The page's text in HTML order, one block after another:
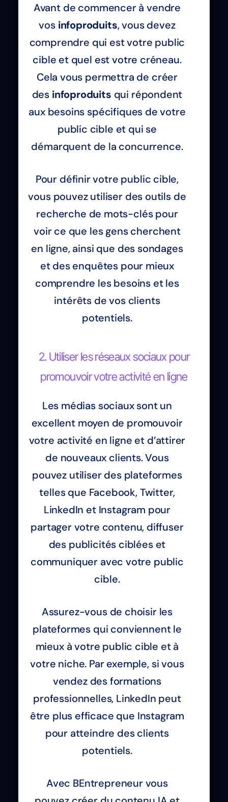
Avant de commencer à vendre
vos infoproduits, vous devez
comprendre qui est votre public
cible et quel est votre créneau.
Cela vous permettra de créer
des infoproduits qui répondent
aux besoins spécifiques de votre
public cible et qui se
démarquent de la concurrence.
Pour définir votre public cible,
vous pouvez utiliser des outils de
recherche de mots-clés pour
voir ce que les gens cherchent
en ligne, ainsi que des sondages
et des enquêtes pour mieux
comprendre les besoins et les
intérêts de vos clients
potentiels.
2. Utiliser les réseaux sociaux pour
promouvoir votre activité en ligne
Les médias sociaux sont un
excellent moyen de promouvoir
votre activité en ligne et d’attirer
de nouveaux clients. Vous
pouvez utiliser des plateformes
telles que Facebook, Twitter,
LinkedIn et Instagram pour
partager votre contenu, diffuser
des publicités ciblées et
communiquer avec votre public
cible.
Assurez-vous de choisir les
plateformes qui conviennent le
mieux à votre public cible et à
votre niche. Par exemple, si vous
vendez des formations
professionnelles, LinkedIn peut
être plus efficace que Instagram
pour atteindre des clients
potentiels.
Avec BEntrepreneur vous